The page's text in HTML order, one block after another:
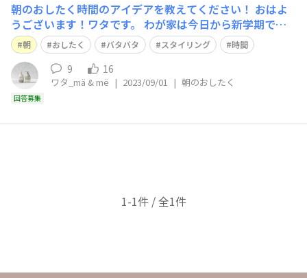
朝のおしたく時間のアイデアを教えてください！ おはよ
うございます！ワタです。 わが家は今日から新学期です
☀️ バタバタしないように数日前から準備していたのに い
ざ、家を出るときに、 上ばきがない、あれがない、これ
がないとなり… 途中で家に戻ったりして、結局、遅刻寸
前の汗だくになりました💦💦 最近プリキュア愛が復活し
て、 難易度高めなヘアアレ
朝 おしたく バタバタ スタイリング 時間
回答募集
9 16
ワタ_mä & më | 2023/09/01 | 朝のおしたく
1-1件 / 全1件